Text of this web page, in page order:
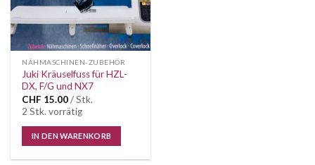
NÄHMASCHINEN-ZUBEHÖR
Juki Kräuselfuss für HZL-
DX, F/G und NX7
CHF 15.00/ Stk.
2 Stk. vorrätig
IN DEN WARENKORB